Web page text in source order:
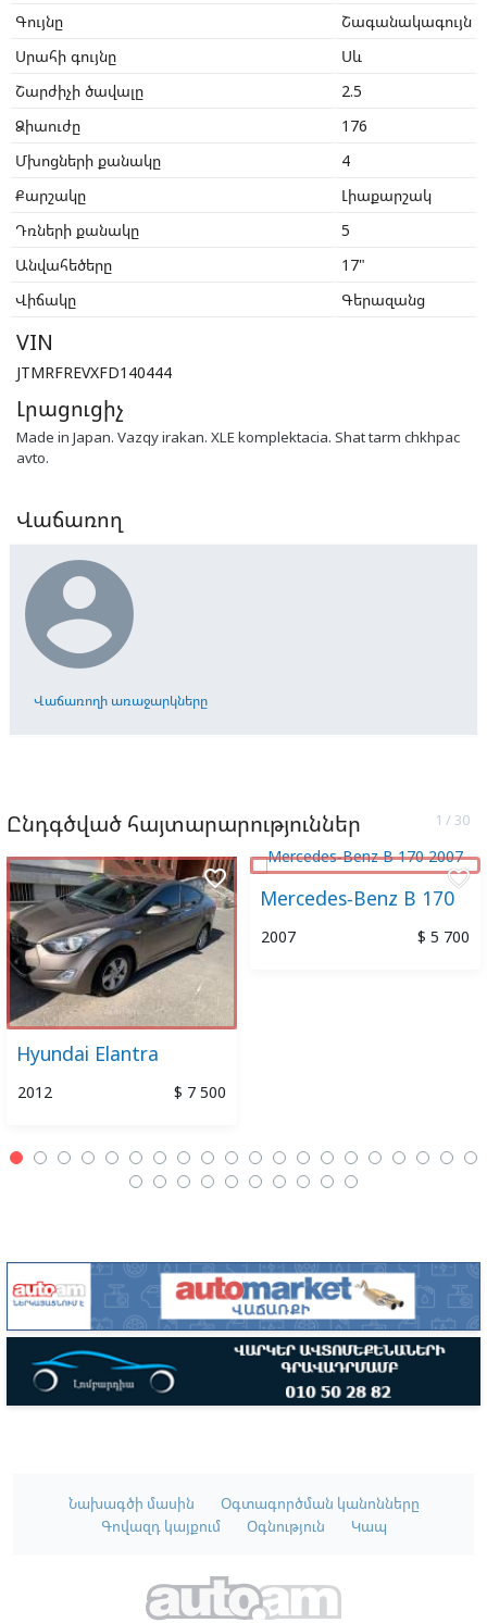
Գույնը
Շագանակագույն
Սրահի գույնը
Սև
Շարժիչի ծավալը
2.5
Ձիաուժը
176
Մխոցների քանակը
4
Քարշակը
Լիաքարշակ
Դռների քանակը
5
Անվահեծերը
17"
Վիճակը
Գերազանց
VIN
JTMRFREVXFD140444
Լրացուցիչ
Made in Japan. Vazqy irakan. XLE komplektacia. Shat tarm chkhpac
avto.
Վաճառող

Վաճառողի առաջարկները
Ընդգծված հայտարարություններ
Hyundai Elantra
2012 $ 7 500
favorite_border
Mercedes-Benz B 170
2007 $ 5 700
favorite_border
Նախագծի մասին
Օգտագործման կանոնները
Գովազդ կայքում
Օգնություն Կապ